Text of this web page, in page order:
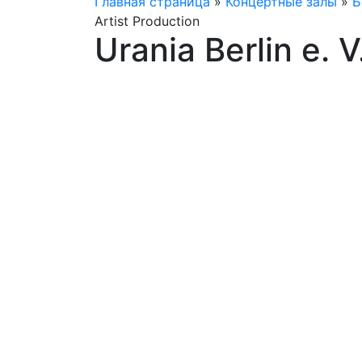
Artist Production
Urania Berlin e.